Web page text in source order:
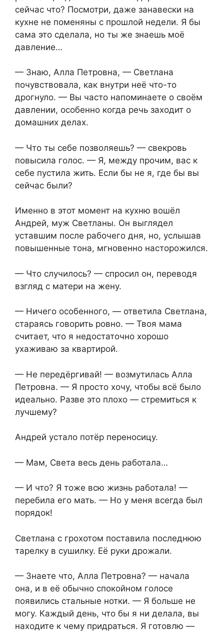
сейчас что? Посмотри, даже занавески на
кухне не поменяны с прошлой недели. Я бы
сама это сделала, но ты же знаешь моё
давление…
— Знаю, Алла Петровна, — Светлана
почувствовала, как внутри неё что-то
дрогнуло. — Вы часто напоминаете о своём
давлении, особенно когда речь заходит о
домашних делах.
— Что ты себе позволяешь? — свекровь
повысила голос. — Я, между прочим, вас к
себе пустила жить. Если бы не я, где бы вы
сейчас были?
Именно в этот момент на кухню вошёл
Андрей, муж Светланы. Он выглядел
уставшим после рабочего дня, но, услышав
повышенные тона, мгновенно насторожился.
— Что случилось? — спросил он, переводя
взгляд с матери на жену.
— Ничего особенного, — ответила Светлана,
стараясь говорить ровно. — Твоя мама
считает, что я недостаточно хорошо
ухаживаю за квартирой.
— Не передёргивай! — возмутилась Алла
Петровна. — Я просто хочу, чтобы всё было
идеально. Разве это плохо — стремиться к
лучшему?
Андрей устало потёр переносицу.
— Мам, Света весь день работала…
— И что? Я тоже всю жизнь работала! —
перебила его мать. — Но у меня всегда был
порядок!
Светлана с грохотом поставила последнюю
тарелку в сушилку. Её руки дрожали.
— Знаете что, Алла Петровна? — начала
она, и в её обычно спокойном голосе
появились стальные нотки. — Я больше не
могу. Каждый день, что бы я ни делала, вы
находите к чему придраться. Я готовлю —